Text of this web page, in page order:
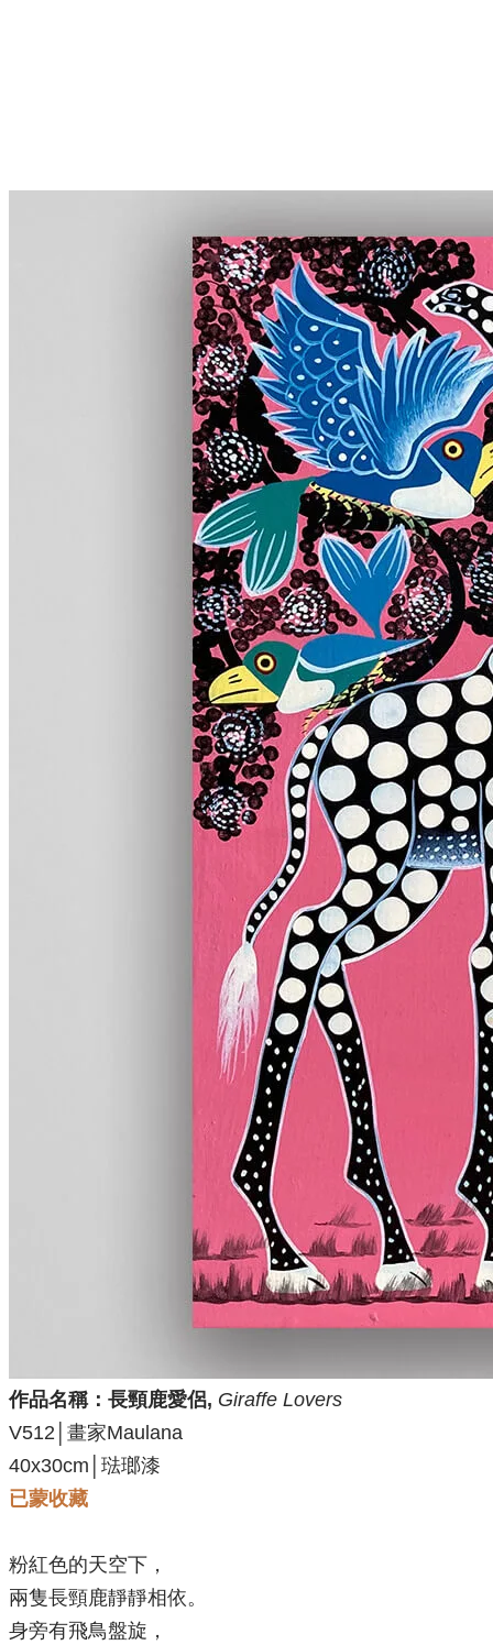
作品名稱： 長頸鹿愛侶, Giraffe Lovers
V512│畫家Maulana
40x30cm│琺瑯漆
已蒙收藏
粉紅色的天空下，
兩隻長頸鹿靜靜相依。
身旁有飛鳥盤旋，